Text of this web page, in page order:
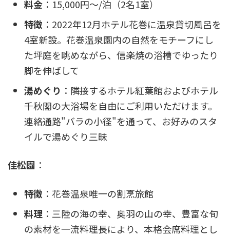
料金 ：15,000円～/泊（2名1室）
特徴 ：2022年12月ホテル花巻に温泉貸切風呂を
4室新設。花巻温泉園内の自然をモチーフにし
た坪庭を眺めながら、信楽焼の浴槽でゆったり
脚を伸ばして
湯めぐり ：隣接するホテル紅葉館およびホテル
千秋閣の大浴場を自由にご利用いただけます。
連絡通路"バラの小径"を通って、お好みのスタ
イルで湯めぐり三昧
佳松園 ：
特徴 ：花巻温泉唯一の割烹旅館
料理 ：三陸の海の幸、奥羽の山の幸、豊富な旬
の素材を一流料理長により、本格会席料理とし